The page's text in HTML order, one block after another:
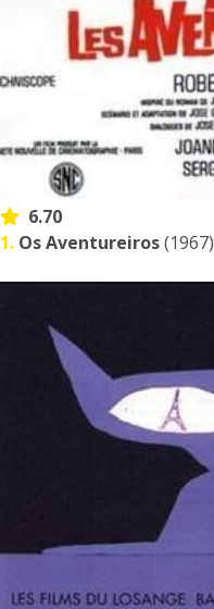
6.70
1. Os Aventureiros(1967)